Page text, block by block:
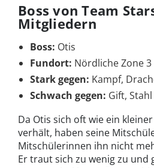
Boss von Team
Mitgliedern
Boss: Otis
Fundort: Nördliche Zone 3
Stark gegen: Kampf,
Schwach gegen: Gift, Stahl
Da Otis sich oft wie ein
verhält, haben seine
Mitschülerinnen ihn nicht
Er traut sich zu wenig zu und